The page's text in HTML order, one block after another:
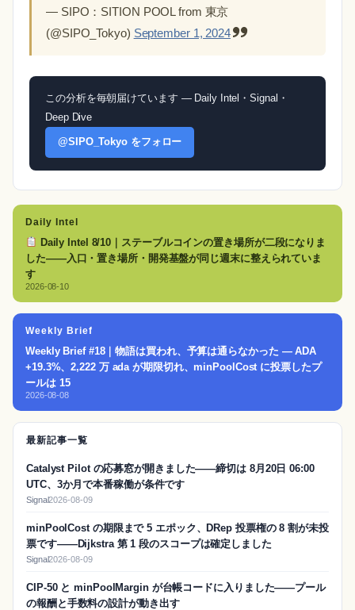
— SIPO：SITION POOL from 東京
(@SIPO_Tokyo) September 1, 2024
この分析を毎朝届けています — Daily Intel・Signal・
Deep Dive
@SIPO_Tokyo をフォロー
Daily Intel
Daily Intel 8/10｜ステーブルコインの置き場所が二段になりま
した——入口・置き場所・開発基盤が同じ週末に整えられていま
す
2026-08-10
Weekly Brief
Weekly Brief #18｜物語は買われ、予算は通らなかった — ADA
+19.3%、2,222 万 ada が期限切れ、minPoolCost に投票したプ
ールは 15
2026-08-08
最新記事一覧
Catalyst Pilot の応募窓が開きました——締切は 8月20日 06:00
UTC、3か月で本番稼働が条件です
Signal2026-08-09
minPoolCost の期限まで 5 エポック、DRep 投票権の 8 割が未投
票です——Dijkstra 第 1 段のスコープは確定しました
Signal2026-08-09
CIP-50 と minPoolMargin が台帳コードに入りました——プール
の報酬と手数料の設計が動き出す